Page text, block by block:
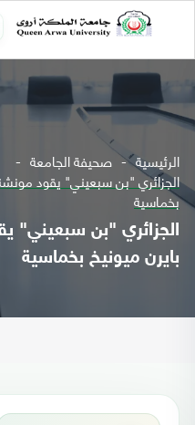
الرئيسية صحيفة الجامعة
الجزائري "بن سبعيني" يقود
بخماسية
الجزائري "بن سبعيني"
بايرن ميونيخ بخماسية